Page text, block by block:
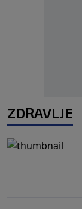
ZDRAVLJE